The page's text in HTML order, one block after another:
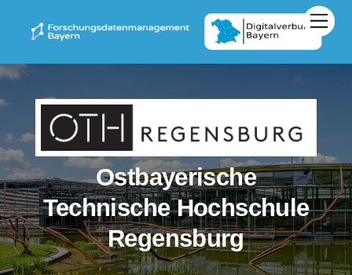
Ostbayerische
Technische Hochschule
Regensburg